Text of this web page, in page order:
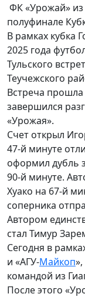
ФК «Урожай» из
полуфинале
В рамках кубка
2025 года
Тульского
Теучежского
Встреча
завершился
«Урожая».
Счет открыл
47-й минуте
оформил дубль
90-й минуте.
Хуако на 67-й
соперника
Автором
стал Тимур
Сегодня в
и «АГУ-Майкоп
командой из
После этого